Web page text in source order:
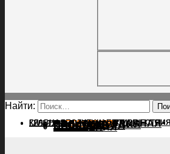
Найти:
ГЛАВНАЯПОЛИТИКАПРОИСШЕСТВИЯ
КУЛЬТУРАПОСЕЛЕНИЯГЛАВНАЯ
ПОЛИТИКА
ПРОИСШЕСТВИЯ
ПРОКУРАТУРА
СПОРТ
КУЛЬТУРА
ПОСЕЛЕНИЯ